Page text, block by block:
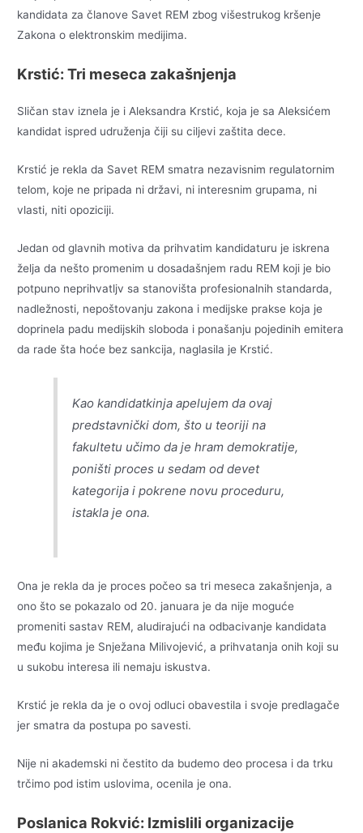
kandidata za članove Savet REM zbog višestrukog kršenje
Zakona o elektronskim medijima.
Krstić: Tri meseca zakašnjenja
Sličan stav iznela je i Aleksandra Krstić, koja je sa Aleksićem
kandidat ispred udruženja čiji su ciljevi zaštita dece.
Krstić je rekla da Savet REM smatra nezavisnim regulatornim
telom, koje ne pripada ni državi, ni interesnim grupama, ni
vlasti, niti opoziciji.
Jedan od glavnih motiva da prihvatim kandidaturu je iskrena
želja da nešto promenim u dosadašnjem radu REM koji je bio
potpuno neprihvatljv sa stanovišta profesionalnih standarda,
nadležnosti, nepoštovanju zakona i medijske prakse koja je
doprinela padu medijskih sloboda i ponašanju pojedinih emitera
da rade šta hoće bez sankcija, naglasila je Krstić.
Kao kandidatkinja apelujem da ovaj
predstavnički dom, što u teoriji na
fakultetu učimo da je hram demokratije,
poništi proces u sedam od devet
kategorija i pokrene novu proceduru,
istakla je ona.
Ona je rekla da je proces počeo sa tri meseca zakašnjenja, a
ono što se pokazalo od 20. januara je da nije moguće
promeniti sastav REM, aludirajući na odbacivanje kandidata
među kojima je Snježana Milivojević, a prihvatanja onih koji su
u sukobu interesa ili nemaju iskustva.
Krstić je rekla da je o ovoj odluci obavestila i svoje predlagače
jer smatra da postupa po savesti.
Nije ni akademski ni čestito da budemo deo procesa i da trku
trčimo pod istim uslovima, ocenila je ona.
Poslanica Rokvić: Izmislili organizacije